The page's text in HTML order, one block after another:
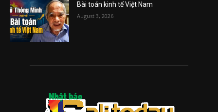
Bài toán kinh tế Việt Nam
August 3, 2026